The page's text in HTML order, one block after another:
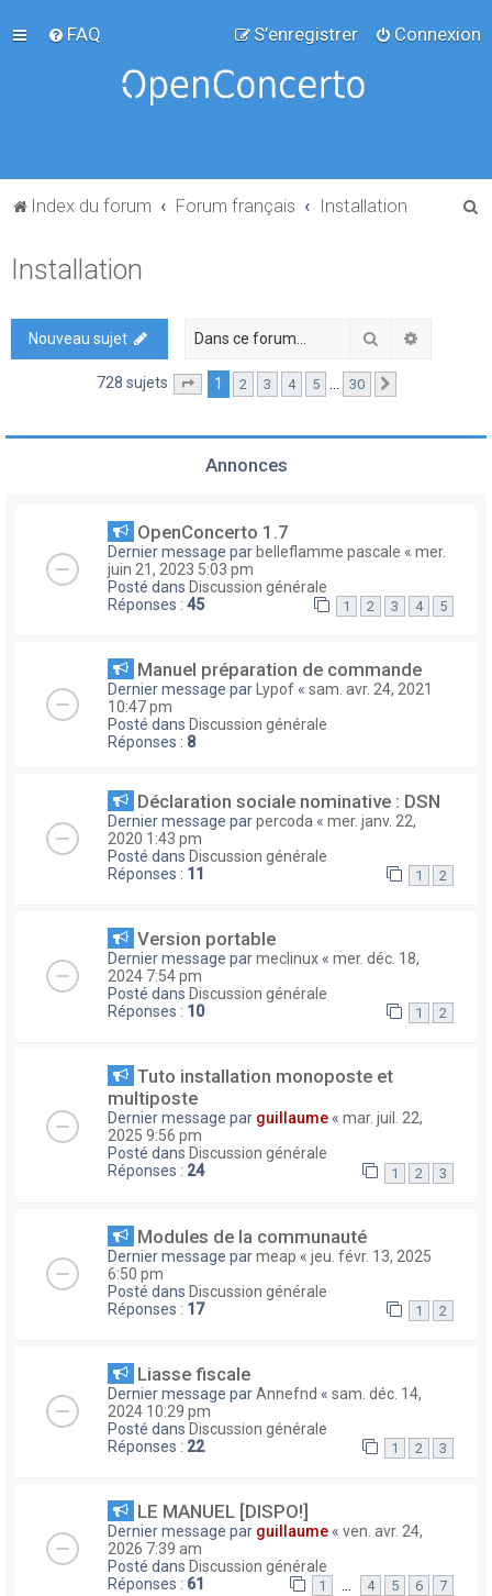
FAQ Connexion
S’enregistrer
Index du forum Forum français Installation
Installation
Nouveau sujet Rechercher
728 sujets Page sur30
1 2 3 4 5 … 30
Annonces
OpenConcerto 1.7
Dernier message par belleflamme pascale « mer.
juin 21, 2023 5:03 pm
Posté dans Discussion générale
Réponses : 45 1 2 3 4 5
Manuel préparation de commande
Dernier message par Lypof « sam. avr. 24, 2021
10:47 pm
Posté dans Discussion générale
Réponses : 8
Déclaration sociale nominative : DSN
Dernier message parpercoda « mer. janv. 22,
2020 1:43 pm
Posté dans Discussion générale
Réponses : 11 1 2
Version portable
Dernier message parmeclinux « mer. déc. 18,
2024 7:54 pm
Posté dans Discussion générale
Réponses : 10 1 2
Tuto installation monoposte et
multiposte
Dernier message par guillaume « mar. juil. 22,
2025 9:56 pm
Posté dans Discussion générale
Réponses : 24 1 2 3
Modules de la communauté
Dernier message parmeap « jeu. févr. 13, 2025
6:50 pm
Posté dans Discussion générale
Réponses : 17 1 2
Liasse fiscale
Dernier message parAnnefnd « sam. déc. 14,
2024 10:29 pm
Posté dans Discussion générale
Réponses : 22 1 2 3
LE MANUEL [DISPO!]
Dernier message par guillaume « ven. avr. 24,
2026 7:39 am
Posté dans Discussion générale
Réponses : 61 1 … 4 5 6 7